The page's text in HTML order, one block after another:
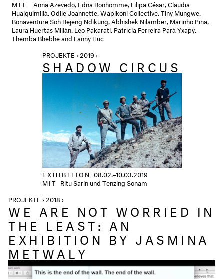
MIT
Anna Azevedo, Edna Bonhomme, Filipa César, Claudia
Huaiquimillá, Odile Joannette, Wapikoni Collective, Tiny Mungwe,
Bonaventure Soh Bejeng Ndikung, Abhishek Nilamber, Marinho Pina,
Laura Huertas Millán, Leo Pakarati, Patrícia Ferreira Pará Yxapy,
Themba Bhebhe and Fanny Huc
PROJEKTE › 2019 ›
SHADOW CIRCUS
EXHIBITION08.02.–10.03.2019
MIT Ritu Sarin und Tenzing Sonam
PROJEKTE › 2018 ›
WE ARE NOT WORRIED IN
THE LEAST: AN
EXHIBITION BY JASMINA
METWALY